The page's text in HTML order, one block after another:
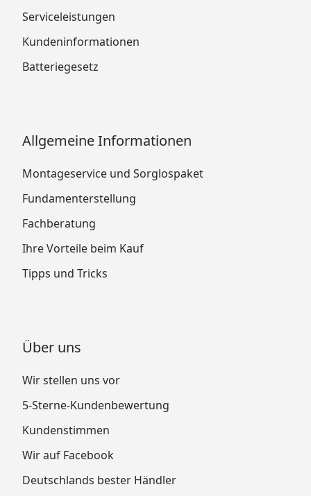
Serviceleistungen
Kundeninformationen
Batteriegesetz
Allgemeine Informationen
Montageservice und Sorglospaket
Fundamenterstellung
Fachberatung
Ihre Vorteile beim Kauf
Tipps und Tricks
Über uns
Wir stellen uns vor
5-Sterne-Kundenbewertung
Kundenstimmen
Wir auf Facebook
Deutschlands bester Händler